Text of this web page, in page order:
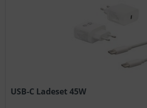
USB-C Ladeset 45W